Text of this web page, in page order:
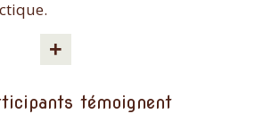
+
témoignent